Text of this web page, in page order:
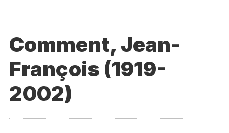
Comment, Jean-
François (1919-
2002)